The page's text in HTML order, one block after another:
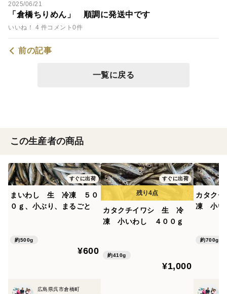
2025/06/21
「倉橋ちりめん」 順調に発送中です
いいね！ 4 件コメント0件
前の記事
一覧に戻る
この生産者の商品
すぐに出荷
まいわし 生 冷凍 ５０
０ｇ、小ぶり、まるごと
約500g
¥600
広島県呉市倉橋町
すぐに出荷
カタクチイワシ 生 冷
凍 小いわし ４００ｇ
約410g
¥1,000
カタク
凍 小い
約700g